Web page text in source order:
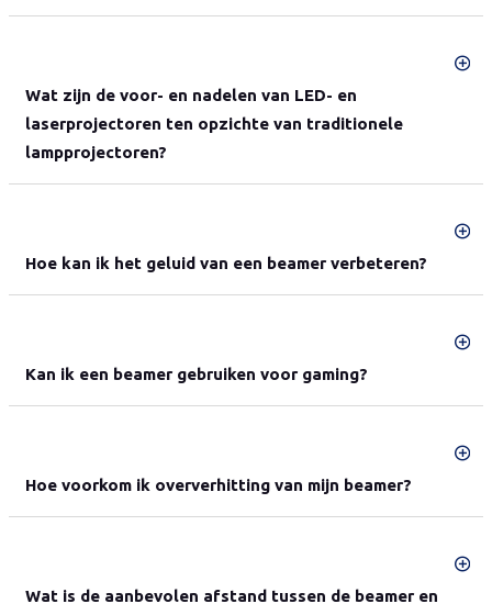
Wat zijn de voor- en nadelen van LED- en
laserprojectoren ten opzichte van traditionele
lampprojectoren?
Hoe kan ik het geluid van een beamer verbeteren?
Kan ik een beamer gebruiken voor gaming?
Hoe voorkom ik oververhitting van mijn beamer?
Wat is de aanbevolen afstand tussen de beamer en